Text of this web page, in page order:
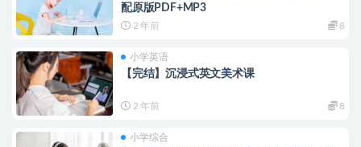
配原版PDF+MP3
2 年前 8
小学英语
【完结】沉浸式英文美术课
2 年前 8
小学综合